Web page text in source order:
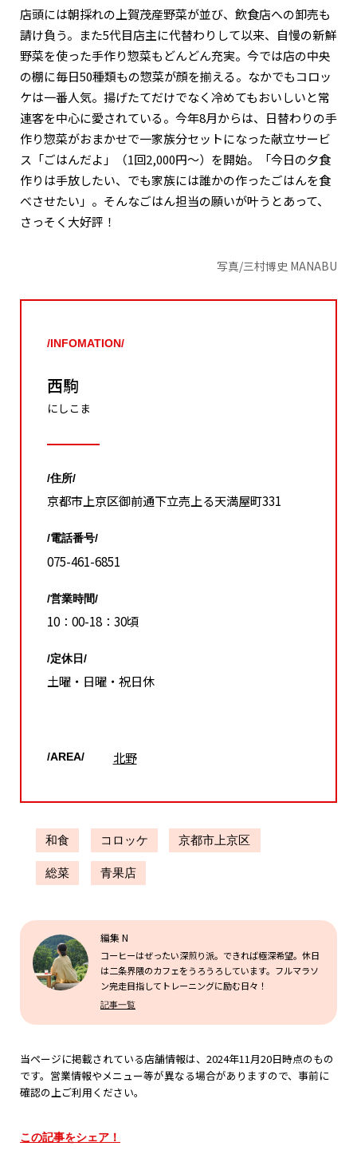
店頭には朝採れの上賀茂産野菜が並び、飲食店への卸売も
請け負う。また5代目店主に代替わりして以来、自慢の新鮮
野菜を使った手作り惣菜もどんどん充実。今では店の中央
の棚に毎日50種類もの惣菜が顔を揃える。なかでもコロッ
ケは一番人気。揚げたてだけでなく冷めてもおいしいと常
連客を中心に愛されている。今年8月からは、日替わりの手
作り惣菜がおまかせで一家族分セットになった献立サービ
ス「ごはんだよ」（1回2,000円～）を開始。「今日の夕食
作りは手放したい、でも家族には誰かの作ったごはんを食
べさせたい」。そんなごはん担当の願いが叶うとあって、
さっそく大好評！
写真/三村博史 MANABU
/INFOMATION/
西駒
にしこま
/住所/
京都市上京区御前通下立売上る天満屋町331
/電話番号/
075-461-6851
/営業時間/
10：00-18：30頃
/定休日/
土曜・日曜・祝日休
/AREA/ 北野
和食 コロッケ 京都市上京区
総菜 青果店
編集 N
コーヒーはぜったい深煎り派。できれば極深希望。休日
は二条界隈のカフェをうろうろしています。フルマラソ
ン完走目指してトレーニングに励む日々！
記事一覧
当ページに掲載されている店舗情報は、2024年11月20日時点のもの
です。営業情報やメニュー等が異なる場合がありますので、事前に
確認の上ご利用ください。
この記事をシェア！